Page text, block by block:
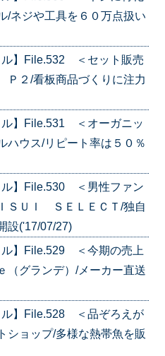
/ネジや工具を６０万点扱い
ル】File.532 ＜セット販売
２/看板商品づくりに注力
ル】File.531 ＜オーガニッ
ハウス/リピート率は５０％
ル】File.530 ＜男性ファン
ＳＵＩ ＳＥＬＥＣＴ/独自
設('17/07/27)
ル】File.529 ＜今期の売上
（グランデ）/メーカー直送
ル】File.528 ＜品ぞろえが
ショップ/多様な熱帯魚を販